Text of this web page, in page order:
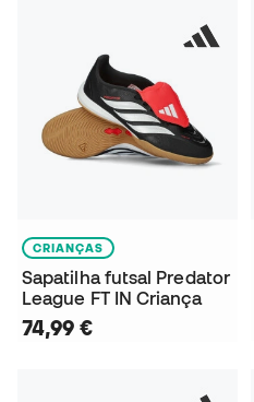
CRIANÇAS
Sapatilha futsal Predator
League FT IN Criança
74,99 €